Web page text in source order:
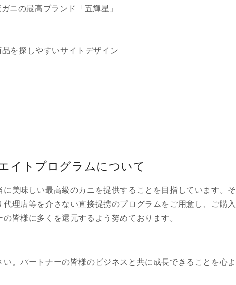
ニの最高ブランド「五輝星」
を探しやすいサイトデザイン
イトプログラムについて
美味しい最高級のカニを提供することを目指しています。そ
理店等を介さない直接提携のプログラムをご用意し、ご購入
皆様に多くを還元するよう努めております。
。パートナーの皆様のビジネスと共に成長できることを心よ